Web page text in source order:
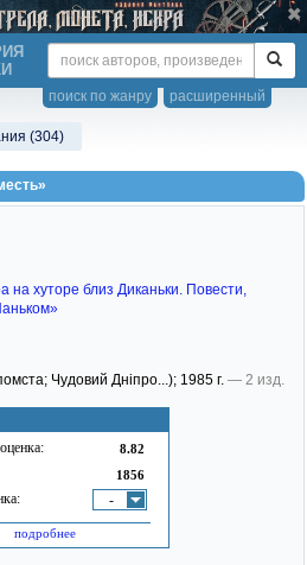
расширенный
поиск по жанру
(304)
8.82
1856
-
подробнее
на хуторе близ Диканьки. Повести,
Чудовий Дніпро...); 1985 г. — 2 изд.